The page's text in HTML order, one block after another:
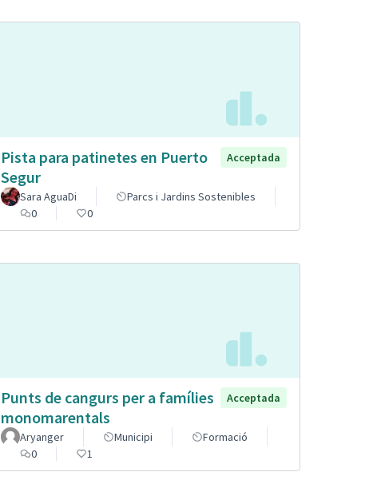
Pista para patinetes en Puerto
Segur
Acceptada
Sara AguaDi
Parcs i Jardins Sostenibles
0
0
Punts de cangurs per a famílies
monomarentals
Acceptada
Aryanger Municipi
Formació
0
1